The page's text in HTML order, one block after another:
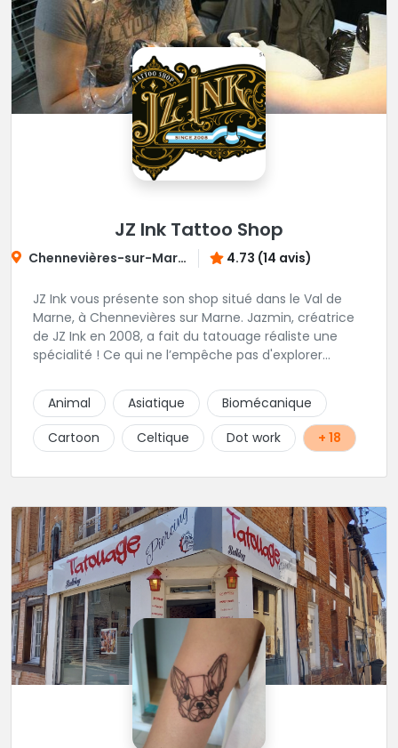
JZ Ink Tattoo Shop
Chennevières-sur-Marne 4.73 (14 avis)
JZ Ink vous présente son shop situé dans le Val de
Marne, à Chennevières sur Marne. Jazmin, créatrice
de JZ Ink en 2008, a fait du tatouage réaliste une
spécialité ! Ce qui ne l’empêche pas d'explorer
finesse dans ses traits. A ses côtés, ses acolytes Otis
& Scylla sauront donner vie a vos projets
personnalisés et s'épanouissent dans un style
mêlant japonais, cartoon et illustrations. Sur place et
sympathique !
Animal Asiatique
Biomécanique
Cartoon
Celtique Dot work + 18